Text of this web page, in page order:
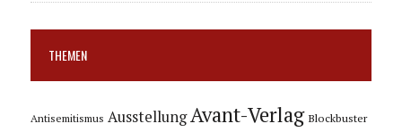
THEMEN
Antisemitismus Ausstellung Avant-Verlag Blockbuster